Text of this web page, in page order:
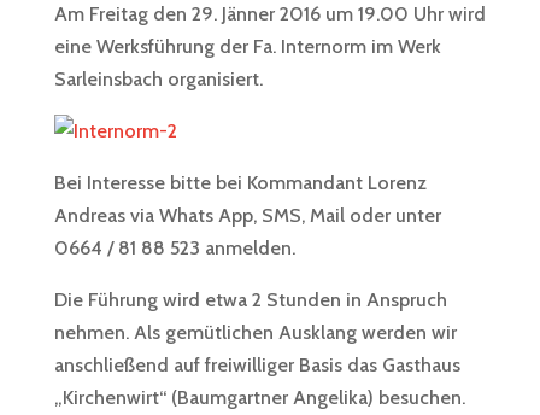
Am Freitag den 29. Jänner 2016 um 19.00 Uhr wird
eine Werksführung der Fa. Internorm im Werk
Sarleinsbach organisiert.
Bei Interesse bitte bei Kommandant Lorenz
Andreas via Whats App, SMS, Mail oder unter
0664 / 81 88 523 anmelden.
Die Führung wird etwa 2 Stunden in Anspruch
nehmen. Als gemütlichen Ausklang werden wir
anschließend auf freiwilliger Basis das Gasthaus
„Kirchenwirt“ (Baumgartner Angelika) besuchen.